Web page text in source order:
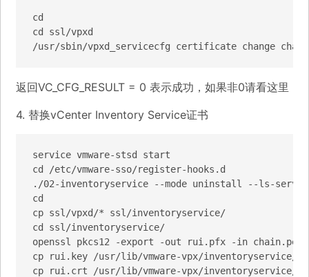
cd
cd ssl/vpxd
返回VC_CFG_RESULT = 0 表示成功，如果非0请看这里
4. 替换vCenter Inventory Service证书
service vmware-stsd start
cd /etc/vmware-sso/register-hooks.d
./02-inventoryservice --mode uninstall --ls-server
cd
cp ssl/vpxd/* ssl/inventoryservice/
cd ssl/inventoryservice/
openssl pkcs12 -export -out rui.pfx -in chain.pem
cp rui.key /usr/lib/vmware-vpx/inventoryservice/
cp rui.crt /usr/lib/vmware-vpx/inventoryservice/